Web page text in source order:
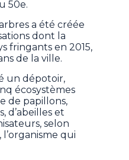
50e.
a été créée
dont la
fringants en 2015,
de la ville.
un dépotoir,
écosystèmes
de papillons,
d’abeilles et
selon
l’organisme qui